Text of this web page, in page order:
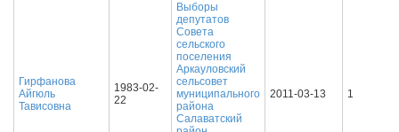
Гирфанова
Айгюль
Тависовна
1983-02-
22
Выборы
депутатов
Совета
сельского
поселения
Аркауловский
сельсовет
муниципального
района
Салаватский
2011-03-13 1